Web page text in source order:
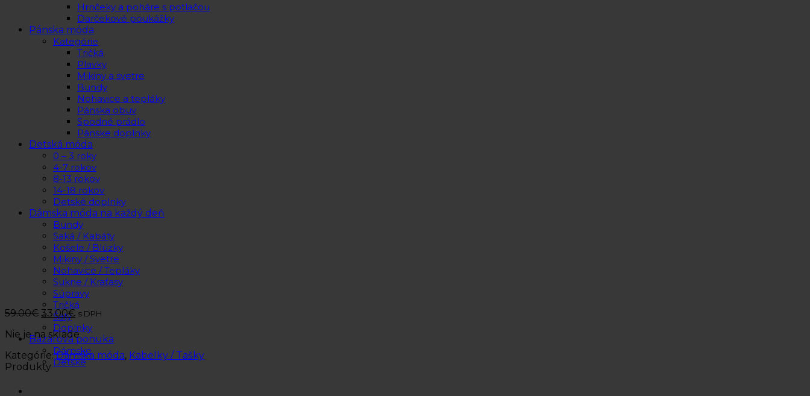
Hrnčeky a poháre s potlačou
Darčekové poukážky
Pánska móda
Kategórie
Tričká
Plavky
Mikiny a svetre
Bundy
Nohavice a tepláky
Pánska obuv
Spodné prádlo
Pánske doplnky
Detská móda
0 – 3 roky
4-7 rokov
8-13 rokov
14-18 rokov
Detské doplnky
Dámska móda na každý deň
Bundy
Saká / Kabáty
Košele / Blúzky
Mikiny / Svetre
Nohavice / Tepláky
Sukne / Kraťasy
Súpravy
Tričká
Šaty
Doplnky
Bazárová ponuka
Dámske
Detské
59.00€ 33.00€ s DPH
Nie je na sklade
Kategórie:Dámska móda, Kabelky / Tašky
Produkty